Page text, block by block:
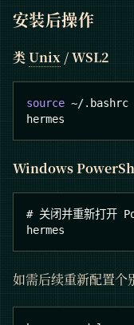
安装后操作
类Unix / WSL2
source ~/
Windows
# 关闭并重新打开
hermes
如需后续重新配置个